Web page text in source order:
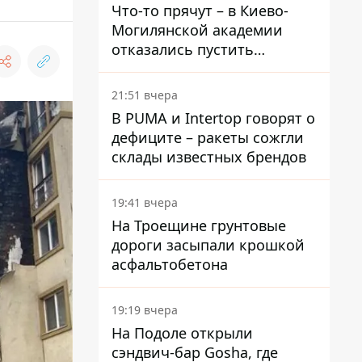
Что-то прячут – в Киево-
Могилянской академии
отказались пустить
комиссию по охране
памятников на территорию
21:51 вчера
В PUMA и Intertop говорят о
дефиците – ракеты сожгли
склады известных брендов
19:41 вчера
На Троещине грунтовые
дороги засыпали крошкой
асфальтобетона
19:19 вчера
На Подоле открыли
сэндвич-бар Gosha, где